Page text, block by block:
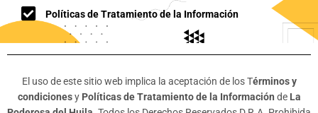
Políticas de Tratamiento de la Información
El uso de este sitio web implica la aceptación de los Términos y
condicionesy Políticas de Tratamiento de la Información de La